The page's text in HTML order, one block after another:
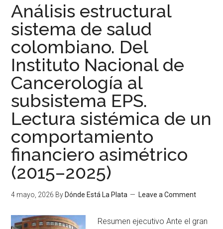
Análisis estructural
sistema de salud
colombiano. Del
Instituto Nacional de
Cancerología al
subsistema EPS.
Lectura sistémica de un
comportamiento
financiero asimétrico
(2015–2025)
4 mayo, 2026 By Dónde Está La Plata Leave a Comment
Resumen ejecutivo Ante el gran